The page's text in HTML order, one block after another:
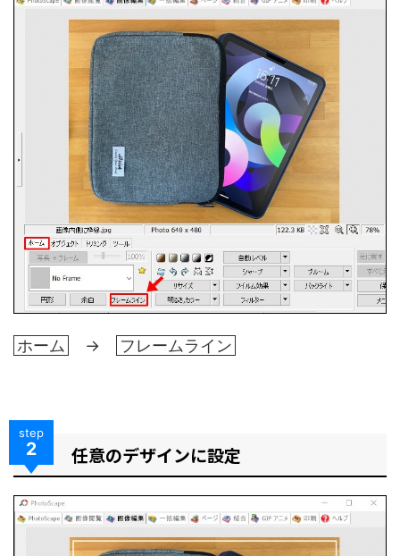
ホーム → フレームライン
step
2 任意のデザインに設定